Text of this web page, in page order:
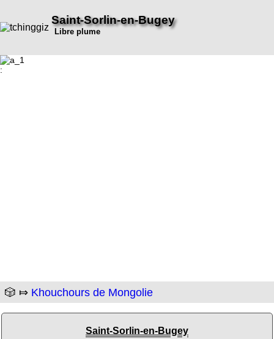
Saint-Sorlin-en-Bugey
Libre plume
:
🎲 ⤇ Khouchours de Mongolie
Saint-Sorlin-en-Bugey